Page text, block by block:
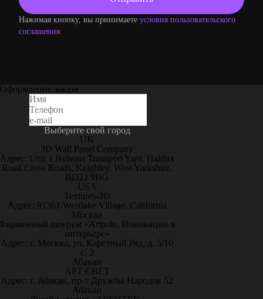
Нажимая кнопку, вы принимаете условия пользовательского
соглашения
Оформление заказа
Выберите свой город
UK
3D Wall Panel Company
Адрес: Unit 1 Nelsons Transport Yard, Halifax
Road Cross Roads, Keighley, West Yorkshire,
BD22 9BG
USA
Textures-3D
Адрес: 91361 Westlake Village, California
Москва
шоурум «Artpole. Инновации в
интерьере»
Адрес: г. Москва, ул. Каретный Ряд, д. 5/10
с. 2
Абакан
АРТ СВЕТ
Адрес: г. Абакан, пр-т Дружбы Народов 52
Абакан